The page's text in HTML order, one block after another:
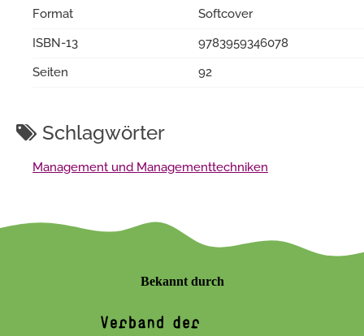
Format
Softcover
ISBN-13
9783959346078
Seiten
92
Schlagwörter
Management und Managementtechniken
Bekannt durch